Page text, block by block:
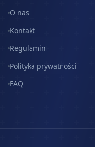
O nas
Kontakt
Regulamin
Polityka prywatności
FAQ